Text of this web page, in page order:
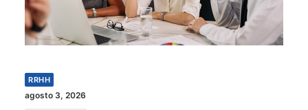
RRHH
agosto 3, 2026